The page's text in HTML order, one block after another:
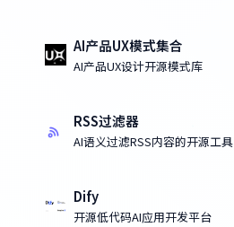
AI产品UX模式集合
AI产品UX设计开源模式库
RSS过滤器
AI语义过滤RSS内容的开源工具
Dify
开源低代码AI应用开发平台